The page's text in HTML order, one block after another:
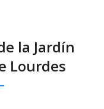
la Jardín
Lourdes